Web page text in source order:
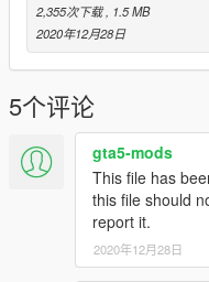
CREDITI / CREDITS
https://libertycity.ru/files/
ipc-add-on.html
2,355次下载 , 1.5 MB
2020年12月28日
5个评论
gta5-mods
This file has
this file should
report it.
2020年12月28日